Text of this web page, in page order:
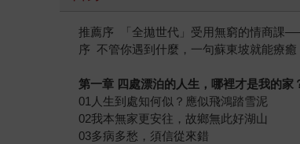
推薦序 「全拋世代」受用無窮的情商課
序 不管你遇到什麼，一句蘇東坡就能療癒
第一章 四處漂泊的人生，哪裡才是我的家
01人生到處知何似？應似飛鴻踏雪泥
02我本無家更安往，故鄉無此好湖山
03多病多愁，須信從來錯